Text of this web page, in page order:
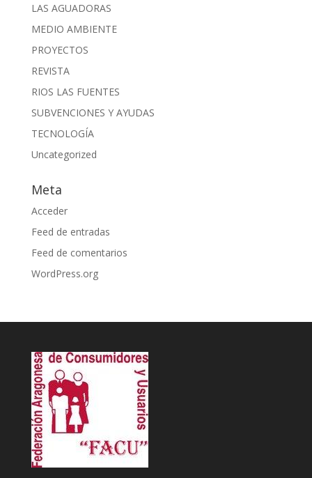
LAS AGUADORAS
MEDIO AMBIENTE
PROYECTOS
REVISTA
RIOS LAS FUENTES
SUBVENCIONES Y AYUDAS
TECNOLOGÍA
Uncategorized
Meta
Acceder
Feed de entradas
Feed de comentarios
WordPress.org